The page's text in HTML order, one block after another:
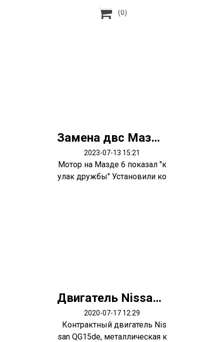
 (0)
Замена двс Мазда 6
2023-07-13 15:21
Мотор на Мазде 6 показал "к
улак дружбы" Установили ко
Двигатель Nissan QG15de
2020-07-17 12:29
Контрактный двигатель Nis
san QG15de, металлическая к